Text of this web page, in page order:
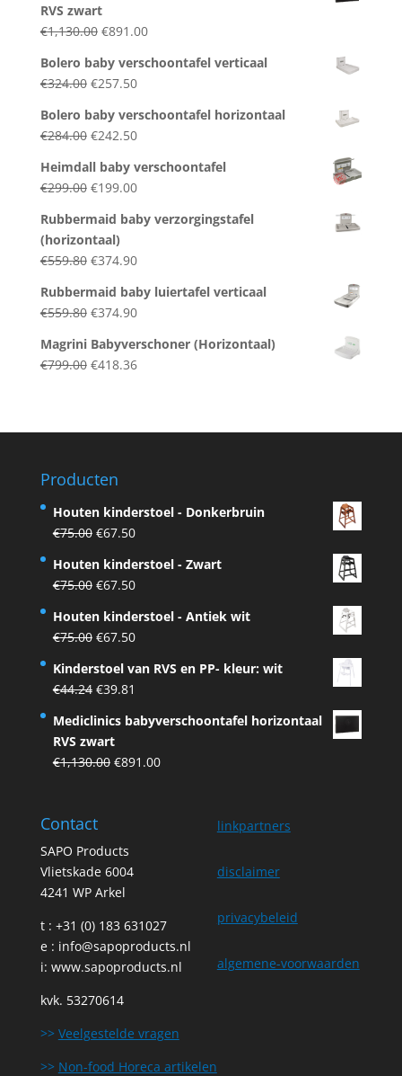
RVS zwart
€1,130.00 Original
was:
€1,130.00.
€891.00Current
is:
Bolero baby verschoontafel verticaal
€324.00 Original
was:
€324.00.
€257.50Current
is:
€257.50.
Bolero baby verschoontafel horizontaal
€284.00 Original
was:
€284.00.
€242.50Current
is:
€242.50.
Heimdall baby verschoontafel
€299.00 Original
was:
€299.00.
€199.00Current
is:
Rubbermaid baby verzorgingstafel
(horizontaal)
€559.80 Original
was:
€559.80.
€374.90Current
is:
€374.90.
Rubbermaid baby luiertafel verticaal
€559.80 Original
was:
€559.80.
€374.90Current
is:
€374.90.
Magrini Babyverschoner (Horizontaal)
€799.00 Original
€418.36Current
Producten
Houten kinderstoel - Donkerbruin
€75.00 Original
was:
€75.00.
€67.50Current
is:
€67.50.
Houten kinderstoel - Zwart
€75.00 Original
was:
€75.00.
€67.50Current
is:
€67.50.
Houten kinderstoel - Antiek wit
€75.00 Original
was:
€75.00.
€67.50Current
is:
Kinderstoel van RVS en PP- kleur: wit
€44.24 Original
was:
€44.24.
€39.81
is:
Mediclinics babyverschoontafel horizontaal
RVS zwart
€1,130.00 Original
€891.00Current
Contact
SAPO Products
Vlietskade 6004
4241 WP Arkel
t : +31 (0) 183 631027
e : info@sapoproducts.nl
i: www.sapoproducts.nl
kvk. 53270614
>> Veelgestelde vragen
>> Non-food Horeca artikelen
linkpartners
disclaimer
privacybeleid
algemene-voorwaarden